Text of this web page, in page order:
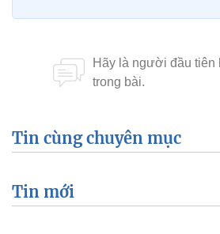
Tin cùng chuyên mục
Tin mới